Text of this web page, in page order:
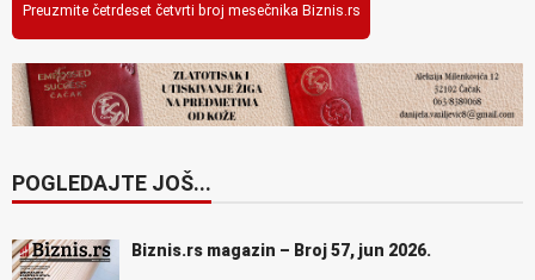
Preuzmite četrdeset četvrti broj mesečnika Biznis.rs
POGLEDAJTE JOŠ...
Biznis.rs magazin – Broj 57, jun 2026.